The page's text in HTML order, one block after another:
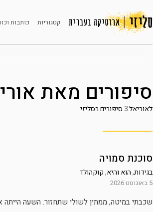
קטגוריות כותבות
סיפורים מאת
לאוריאל3סיפורים בסליזי
סוכנת סמויה
בגידות,הוא והיא,קוקהולד
5 באוגוסט 2026
שכבתי במיטה, ממתין לשולי שתחזור. השעה